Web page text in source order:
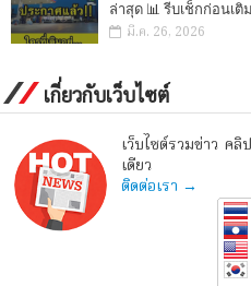
ล่าสุด 📊 รีบเช็กก่อนเติม
มี.ค. 26, 2026
เกี่ยวกับเว็บไซต์
เว็บไซต์รวมข่าว ค
เดียว
ติดต่อเรา →